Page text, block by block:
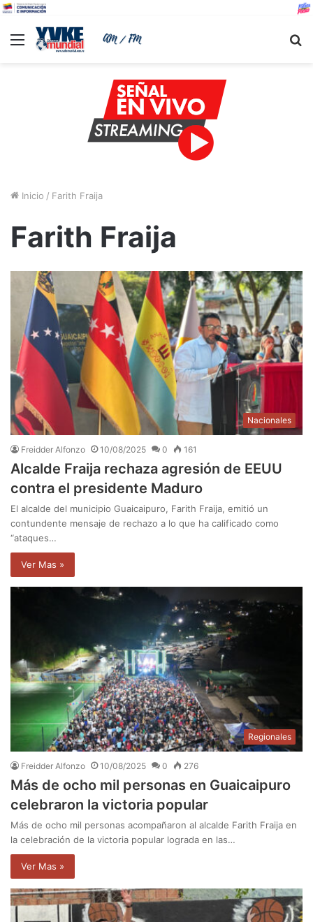
Menu
Inicio / Farith Fraija
Farith Fraija
Nacionales
Freidder Alfonzo 10/08/2025 0 161
Alcalde Fraija rechaza agresión de EEUU
contra el presidente Maduro
El alcalde del municipio Guaicaipuro, Farith Fraija, emitió un
contundente mensaje de rechazo a lo que ha calificado como
“ataques…
Ver Mas »
Regionales
Freidder Alfonzo 10/08/2025 0 276
Más de ocho mil personas en Guaicaipuro
celebraron la victoria popular
Más de ocho mil personas acompañaron al alcalde Farith Fraija en
la celebración de la victoria popular lograda en las…
Ver Mas »